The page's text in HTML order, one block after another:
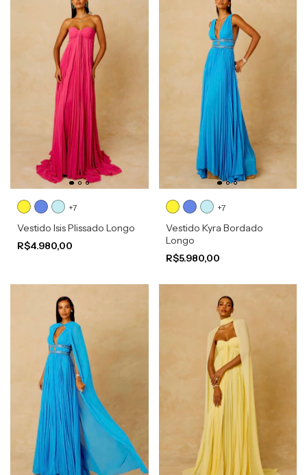
+7
Vestido Isis Plissado Longo
R$4.980,00
+7
Vestido Kyra Bordado
Longo
R$5.980,00